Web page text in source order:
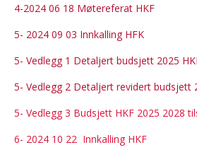
4-2024 06 18 Møtereferat HKF
5- 2024 09 03 Innkalling HFK
5- Vedlegg 1 Detaljert budsjett 2025
5- Vedlegg 2 Detaljert revidert budsjett
5- Vedlegg 3 Budsjett HKF 2025 2028
6- 2024 10 22 Innkalling HKF